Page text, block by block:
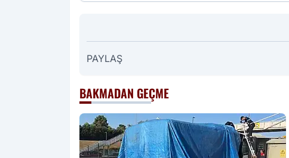
PAYLAŞ
BAKMADAN GEÇME